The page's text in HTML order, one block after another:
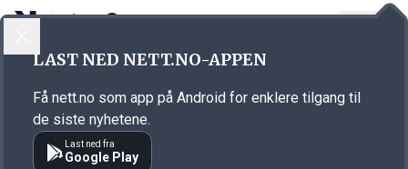
Annonsørinnhold
LAST NED NETT.NO-APPEN
Få nett.no som app på Android for enklere tilgang til
de siste nyhetene.
Last ned fra
Google Play